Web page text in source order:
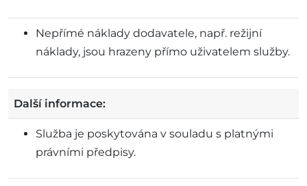
Nepřímé náklady dodavatele, např. režijní
náklady, jsou hrazeny přímo uživatelem služby.
Další informace:
Služba je poskytována v souladu s platnými
právními předpisy.